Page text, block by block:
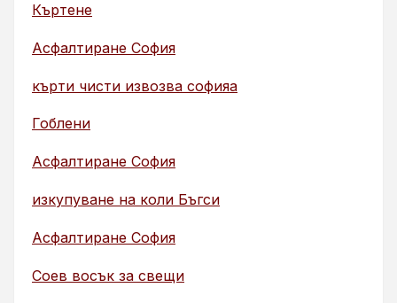
Къртене
Асфалтиране София
кърти чисти извозва софияа
Гоблени
Асфалтиране София
изкупуване на коли Бъгси
Асфалтиране София
Соев восък за свещи